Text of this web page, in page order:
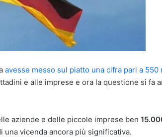
avesse messo sul piatto una cifra pari a
e alle imprese e ora la questione si fa
aziende e delle piccole imprese ben
vicenda ancora più significativa.